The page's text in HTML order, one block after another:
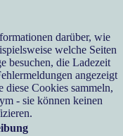
darüber, wie
welche Seiten
besuchen, die Ladezeit
angezeigt
Cookies sammeln,
- sie können keinen